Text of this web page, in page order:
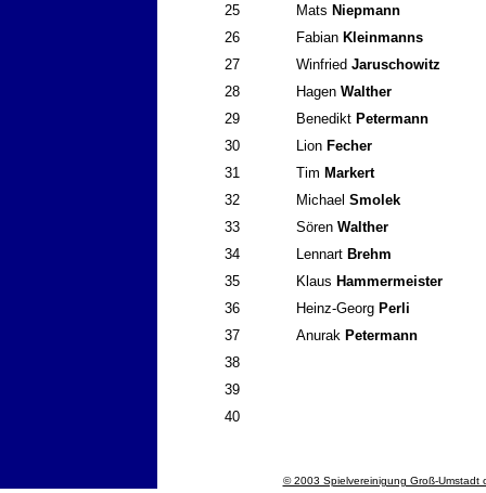
25
Mats Niepmann
26
Fabian Kleinmanns
27
Winfried Jaruschowitz
28
Hagen Walther
29
Benedikt Petermann
30
Lion Fecher
31
Tim Markert
32
Michael Smolek
33
Sören Walther
34
Lennart Brehm
35
Klaus Hammermeister
36
Heinz-Georg Perli
37
Anurak Petermann
38
39
40
© 2003 Spielvereinigung Groß-Umstadt